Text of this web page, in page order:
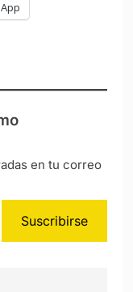
en tu correo
Suscribirse